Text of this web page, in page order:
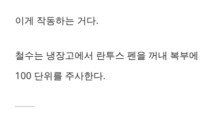
이게 작동하는 거다.
철수는 냉장고에서 란투스 펜을 꺼내 복부에
100 단위를 주사한다.